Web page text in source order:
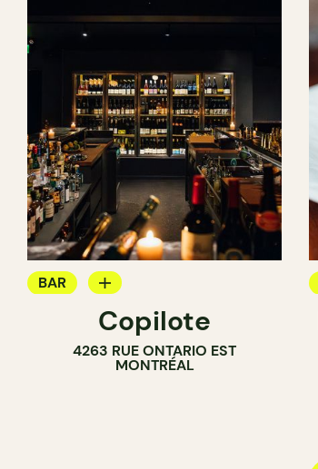
BAR
BAR À VIN
BAR À COCKTAIL
Copilote
4263 RUE ONTARIO EST
MONTRÉAL